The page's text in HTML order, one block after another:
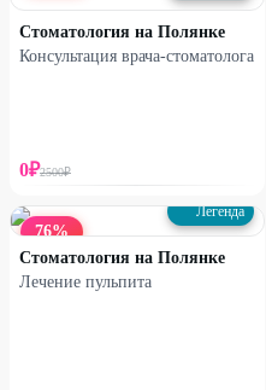
Стоматология на Полянке
Консультация врача-стоматолога
0₽2500₽
76%
Легенда
Стоматология на Полянке
Лечение пульпита